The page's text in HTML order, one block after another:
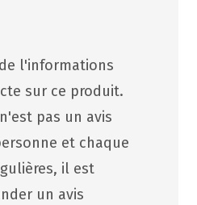
l'informations
sur ce produit.
pas un avis
et chaque
il est
un avis